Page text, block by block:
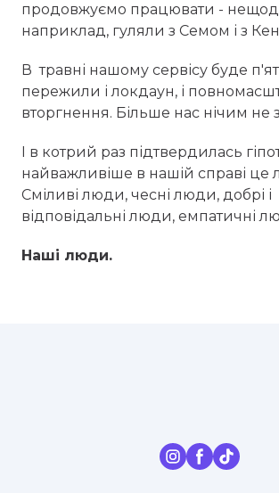
продовжуємо працювати -
наприклад, гуляли з Семом і з
В травні нашому сервісу буде
пережили і локдаун, і
вторгнення. Більше нас нічим не
І в котрий раз підтвердилась
найважливіше в нашій справі це
Сміливі люди, чесні люди, добрі і
відповідальні люди, емпатичні
Наші люди.